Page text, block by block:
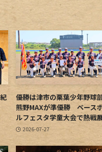
優勝は津市の栗葉少年野
熊野MAXが準優勝 ベース
ルフェスタ学童大会で熱戦
2026-07-27